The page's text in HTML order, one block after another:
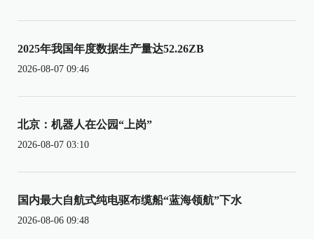
2025年我国年度数据生产量达52.26ZB
2026-08-07 09:46
北京：机器人在公园“上岗”
2026-08-07 03:10
国内最大自航式纯电驱布缆船“蓝海领航”下水
2026-08-06 09:48